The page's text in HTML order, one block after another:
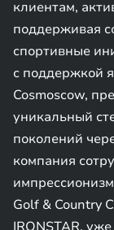
клиентам,
поддерживая
спортивные
с поддержкой
Cosmoscow,
уникальный
поколений
компания
Golf & Country